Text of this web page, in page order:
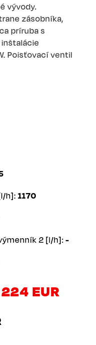
vývody.
zásobníka,
príruba s
Poisťovací ventil
h]: 1170
2 [l/h]: -
224 EUR